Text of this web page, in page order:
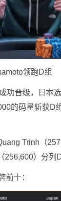
领跑D组
功晋级，日本
的码量斩获D
Trinh（
256,600）分列
前十：